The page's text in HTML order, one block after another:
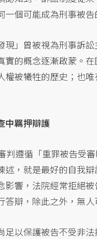
個可能成為刑事被告
現」曾被視為刑事訴
實的概念逐漸啟蒙。
權被犧牲的歷史；也
中羈押辯護
判遵循「重罪被告受
述，就是最好的自我
影響，法院經常拒絕
答辯，除此之外，無人
足以保護被告不受非